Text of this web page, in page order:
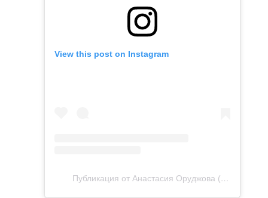
View this post on Instagram
Публикация от Анастасия Оруджова (@orudjova_nastya)